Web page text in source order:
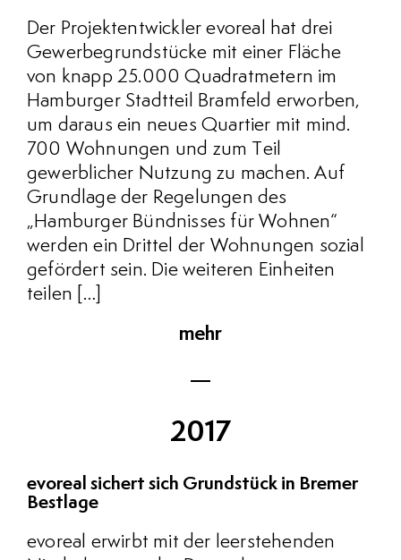
Der Projektentwickler evoreal hat drei
Gewerbegrundstücke mit einer Fläche
von knapp 25.000 Quadratmetern im
Hamburger Stadtteil Bramfeld erworben,
um daraus ein neues Quartier mit mind.
700 Wohnungen und zum Teil
gewerblicher Nutzung zu machen. Auf
Grundlage der Regelungen des
„Hamburger Bündnisses für Wohnen“
werden ein Drittel der Wohnungen sozial
gefördert sein. Die weiteren Einheiten
teilen […]
mehr
2017
evoreal sichert sich Grundstück in Bremer
Bestlage
evoreal erwirbt mit der leerstehenden